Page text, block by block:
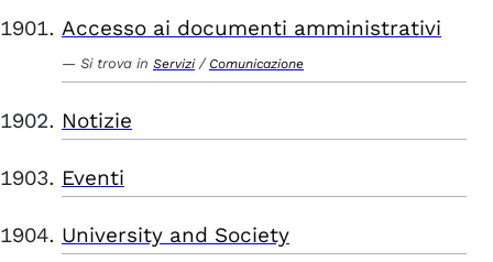
Accesso ai documenti amministrativi
Si trova in Servizi / Comunicazione
Notizie
Eventi
University and Society